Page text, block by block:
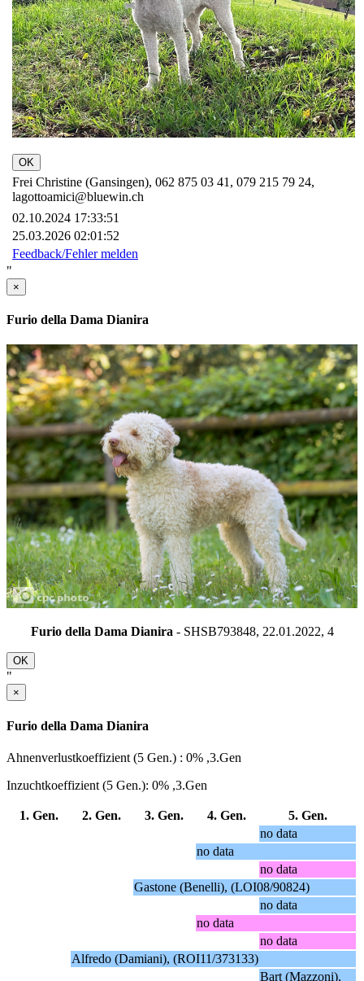
OK
Frei Christine (Gansingen), 062 875 03 41, 079 215 79 24,
lagottoamici@bluewin.ch
02.10.2024 17:33:51
25.03.2026 02:01:52
Feedback/Fehler melden
"
×
Furio della Dama Dianira
Furio della Dama Dianira - SHSB793848, 22.01.2022, 4
OK
"
×
Furio della Dama Dianira
Ahnenverlustkoeffizient (5 Gen.) : 0% ,3.Gen
Inzuchtkoeffizient (5 Gen.): 0% ,3.Gen
1. Gen. 2. Gen. 3. Gen. 4. Gen.
5. Gen.
no data
no data
no data
Gastone (Benelli), (LOI08/90824)
no data
no data
no data
Alfredo (Damiani), (ROI11/373133)
Bart (Mazzoni),